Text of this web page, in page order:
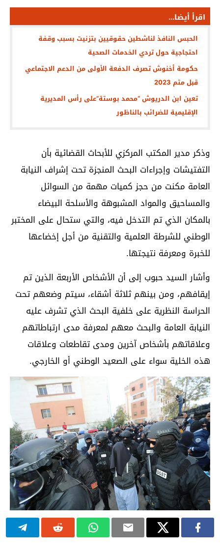
اقرأ أيضا...
الحبس النافذ لناشطين حقوقيين بتزنيت بسبب وقفة
احتجاجية حول تردي الخدمات الصحية
حكومة أخنوش ‏تصرف الدفعة الأولى من الدعم الاجتماعي
قبل متم 2023
تعين ابن الدريوش “محمد بوستة”على رأس المديرية
الإقليمية للضرائب بالناظور
وذكر مدير المكتب المركزي للأبحاث القضائية بأن
التفتيشات وإجراءات البحث المنجزة تحت إشراف النيابة
العامة مكنت من حجز كميات مهمة من السوائل
والمساحيق والمواد المشبوهة والأسلحة البيضاء
بالمكان الذي تم التدخل فيه، والتي ستحال على المختبر
الوطني للشرطة العلمية والتقنية من أجل إخضاعها
للخبرة ومعرفة نتيجتها.
وأشار السيد حبوب إلى أن الأشخاص الأربعة الذين تم
إيقافهم، ومن بينهم ثلاثة أشقاء، سيتم وضعهم تحت
الحراسة النظرية على خلفية البحث الذي تشرف عليه
النيابة العامة والبحث معهم لمعرفة مدى ارتباطاتهم
وعلاقاتهم بأشخاص آخرين ومدى تقاطعات وعلاقات
هذه الخلية سواء على الصعيد الوطني أو الخارجي.